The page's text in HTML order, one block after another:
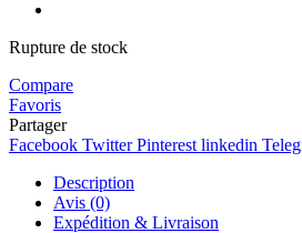
Rupture de stock
Compare
Favoris
Partager
Facebook Twitter Pinterest linkedin
Description
Avis (0)
Expédition & Livraison